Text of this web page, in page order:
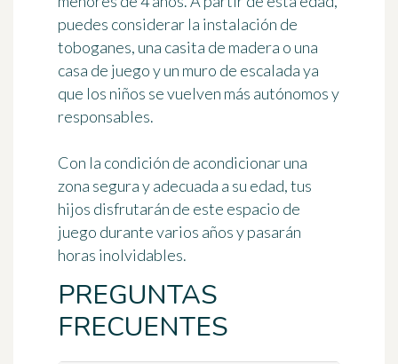
puedes considerar la instalación de
toboganes, una casita de madera o una
casa de juego y un muro de escalada ya
que los niños se vuelven más autónomos y
responsables.
Con la condición de acondicionaruna
zona segura y adecuada a su edad, tus
hijos disfrutarán de este espacio de
juego durante varios años y pasarán
horas inolvidables.
PREGUNTAS
FRECUENTES